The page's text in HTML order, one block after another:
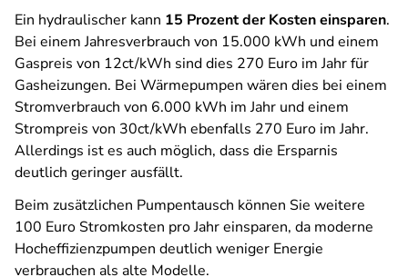
Ein hydraulischer kann 15 Prozent der Kosten einsparen.
Bei einem Jahresverbrauch von 15.000 kWh und einem
Gaspreis von 12ct/kWh sind dies 270 Euro im Jahr für
Gasheizungen. Bei Wärmepumpen wären dies bei einem
Stromverbrauch von 6.000 kWh im Jahr und einem
Strompreis von 30ct/kWh ebenfalls 270 Euro im Jahr.
Allerdings ist es auch möglich, dass die Ersparnis
deutlich geringer ausfällt.
Beim zusätzlichen Pumpentausch können Sie weitere
100 Euro Stromkosten pro Jahr einsparen, da moderne
Hocheffizienzpumpen deutlich weniger Energie
verbrauchen als alte Modelle.